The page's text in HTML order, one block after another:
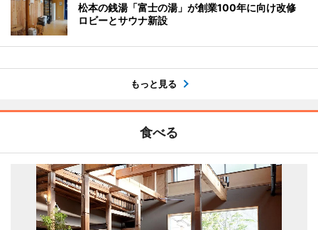
松本の銭湯「富士の湯」が創業100年に向け改修
ロビーとサウナ新設
もっと見る
食べる